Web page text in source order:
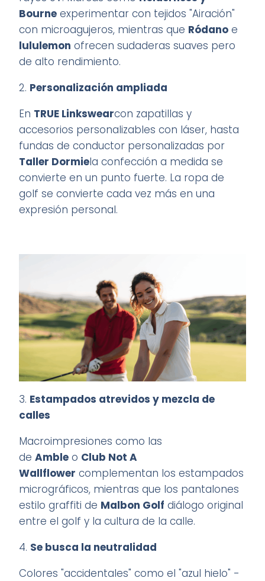
Bourne experimentar con tejidos "Airación"
con microagujeros, mientras que Ródano e
lululemon ofrecen sudaderas suaves pero
de alto rendimiento.
2. Personalización ampliada
En TRUE Linkswearcon zapatillas y
accesorios personalizables con láser, hasta
fundas de conductor personalizadas por
Taller Dormiela confección a medida se
convierte en un punto fuerte. La ropa de
golf se convierte cada vez más en una
expresión personal.
3. Estampados atrevidos y mezcla de
calles
Macroimpresiones como las
deAmble o Club Not A
Wallflower complementan los estampados
micrográficos, mientras que los pantalones
estilo graffiti de Malbon Golf diálogo original
entre el golf y la cultura de la calle.
4. Se busca la neutralidad
Colores "accidentales" como el "azul hielo" -